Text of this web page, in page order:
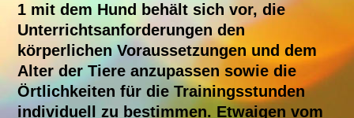
1 mit dem Hund behält sich vor, die
Unterrichtsanforderungen den
körperlichen Voraussetzungen und dem
Alter der Tiere anzupassen sowie die
Örtlichkeiten für die Trainingsstunden
individuell zu bestimmen. Etwaigen vom